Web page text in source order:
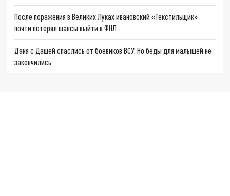
После поражения в Великих Луках ивановский «Текстильщик»
почти потерял шансы выйти в ФНЛ
Даня с Дашей спаслись от боевиков ВСУ. Но беды для малышей не
закончились